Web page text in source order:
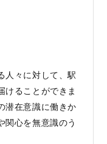
人々に対して、駅
けることができま
潜在意識に働きか
関心を無意識のう